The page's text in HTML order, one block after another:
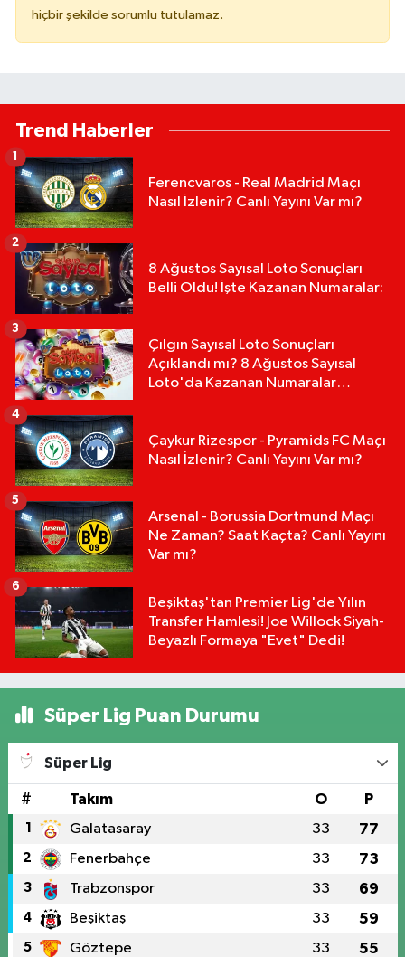
hiçbir şekilde sorumlu tutulamaz.
Trend Haberler
Ferencvaros - Real Madrid Maçı
Nasıl İzlenir? Canlı Yayını Var mı?
1
8 Ağustos Sayısal Loto Sonuçları
Belli Oldu! İşte Kazanan Numaralar:
2
Çılgın Sayısal Loto Sonuçları
Açıklandı mı? 8 Ağustos Sayısal
Loto'da Kazanan Numaralar
3
Çaykur Rizespor - Pyramids FC Maçı
Nasıl İzlenir? Canlı Yayını Var mı?
4
Arsenal - Borussia Dortmund Maçı
Ne Zaman? Saat Kaçta? Canlı Yayını
Var mı?
5
Beşiktaş'tan Premier Lig'de Yılın
Transfer Hamlesi! Joe Willock Siyah-
Beyazlı Formaya "Evet" Dedi!
6
Süper Lig Puan Durumu
Süper Lig
# Takım O P
1 Galatasaray 33 77
2 Fenerbahçe 33 73
3 Trabzonspor 33 69
4 Beşiktaş 33 59
5 Göztepe 33 55